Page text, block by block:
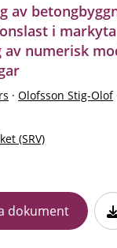
av
i
av numerisk
· Olofsson Stig-Olof
(SRV)
dokument